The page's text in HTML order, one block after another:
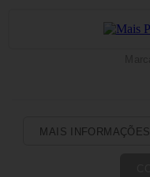
MAIS INFORMAÇÕES